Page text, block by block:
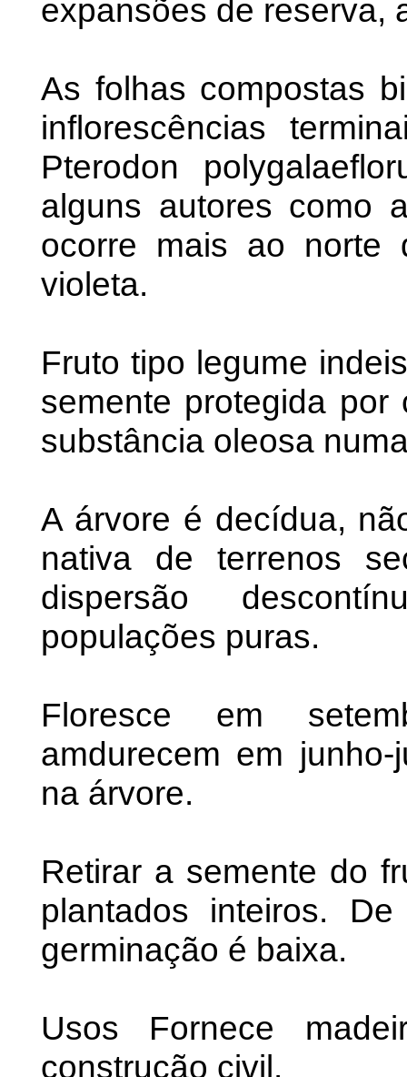
expansões de reserva,
As folhas compostas
inflorescências
Pterodon
alguns autores como
ocorre mais ao norte
violeta.
Fruto tipo legume
semente protegida
substância oleosa
A árvore é decídua,
nativa de terrenos
dispersão
populações puras.
Floresce em
amdurecem em
na árvore.
Retirar a semente do
plantados inteiros.
germinação é baixa.
Usos Fornece
construção civil.